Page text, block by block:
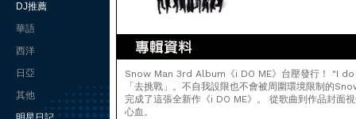
DJ推薦
華語
西洋
日亞
其他
Snow Man 3rd Album《i DO ME》台壓發行！ "I
「去挑戰」。不自我設限也不會被周圍環境限制的
完成了這張全新作《i DO ME》。 從歌曲到作品封面
心血。